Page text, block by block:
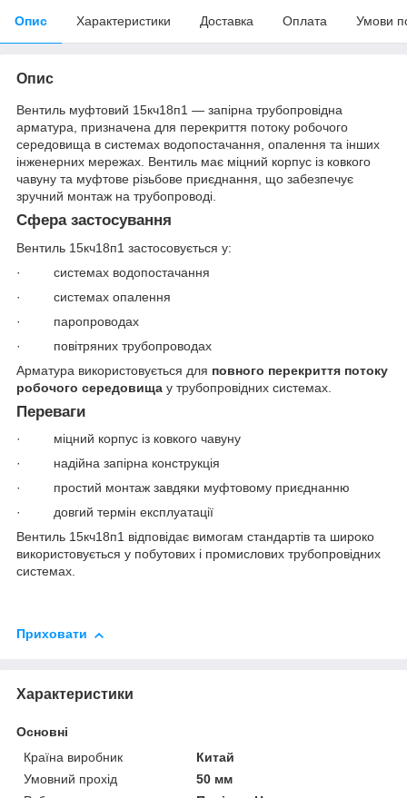
Опис Характеристики Доставка Оплата Умови
Опис
Вентиль муфтовий 15кч18п1 — запірна трубопровідна
арматура, призначена для перекриття потоку робочого
середовища в системах водопостачання, опалення та інших
інженерних мережах. Вентиль має міцний корпус із ковкого
чавуну та муфтове різьбове приєднання, що забезпечує
зручний монтаж на трубопроводі.
Сфера застосування
Вентиль 15кч18п1 застосовується у:
· системах водопостачання
· системах опалення
· паропроводах
· повітряних трубопроводах
Арматура використовується для повного перекриття потоку
робочого середовища у трубопровідних системах.
Переваги
· міцний корпус із ковкого чавуну
· надійна запірна конструкція
· простий монтаж завдяки муфтовому приєднанню
· довгий термін експлуатації
Вентиль 15кч18п1 відповідає вимогам стандартів та широко
використовується у побутових і промислових трубопровідних
системах.
Приховати
Характеристики
Основні
Країна виробник
Китай
Умовний прохід
50 мм